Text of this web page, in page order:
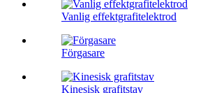
Vanlig effektgrafitelektrod
Förgasare
Kinesisk grafitstav